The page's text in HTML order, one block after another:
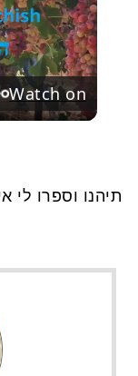
Watch on
תיהנו וספרו לי